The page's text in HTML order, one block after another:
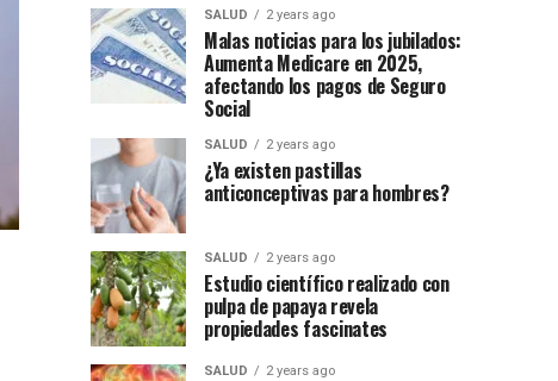
SALUD 2 years ago
Malas noticias para los jubilados:
Aumenta Medicare en 2025,
afectando los pagos de Seguro
Social
SALUD 2 years ago
¿Ya existen pastillas
anticonceptivas para hombres?
SALUD 2 years ago
Estudio científico realizado con
pulpa de papaya revela
propiedades fascinates
SALUD 2 years ago